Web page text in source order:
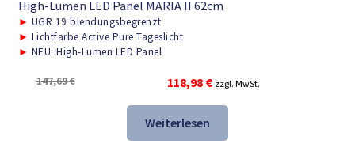
High-Lumen LED Panel MARIA II 62cm
► UGR 19 blendungsbegrenzt
► Lichtfarbe Active Pure Tageslicht
► NEU: High-Lumen LED Panel
147,69€
Ursprünglicher
Preis
war:
147,69 €
118,98 €Aktueller
Preis
118,98 €.
zzgl. MwSt.
Weiterlesen